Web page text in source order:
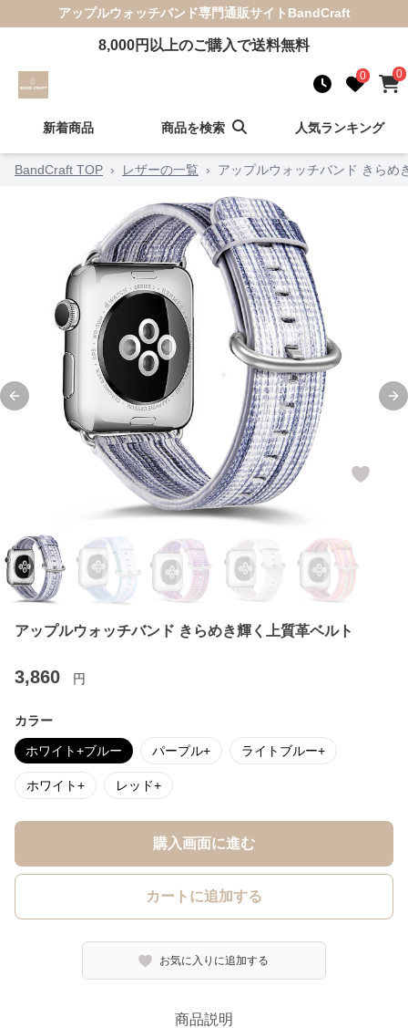
アップルウォッチバンド専門通販サイト BandCraft
8,000円以上のご購入で送料無料
0 0
新着商品 商品を検索 人気ランキング
BandCraft TOP › レザーの一覧 › アップルウォッチバンド きらめ
Previous slide
アップルウォッチバンド きらめき輝く上質革ベルト
3,860 円
カラー
ホワイト+ブルー パープル+ ライトブルー+
ホワイト+ レッド+
購入画面に進む
カートに追加する
お気に入りに追加する
商品説明